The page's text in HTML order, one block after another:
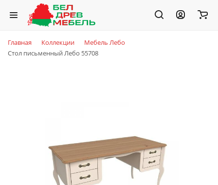
Главная Коллекции
Мебель Лебо
Стол письменный Лебо 55708